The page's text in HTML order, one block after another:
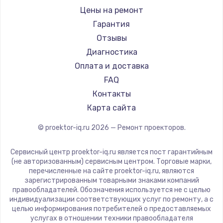
Заказать
Замена шим-контроллера
3900 руб.
Заказать
Настройка Wi-Fi
1040 руб.
Заказать
Ремонт петель крышки
1195 руб.
Заказать
Замена динамиков
Xgimi
Canon
JVC
Casio
Hiper
HITACHI
Panasonic
Hisense
Цены на ремонт
Гарантия
Отзывы
Диагностика
Оплата и доставка
FAQ
Контакты
Карта сайта
© proektor-iq.ru 2026 — Ремонт проекторов.
Сервисный центр proektor-iq.ru является пост гарантийным
(не авторизованным) сервисным центром. Торговые марки,
перечисленные на сайте proektor-iq.ru, являются
зарегистрированным товарными знаками компаний
правообладателей. Обозначения используется не с целью
индивидуализации соответствующих услуг по ремонту, а с
целью информирования потребителей о предоставляемых
услугах в отношении техники правообладателя